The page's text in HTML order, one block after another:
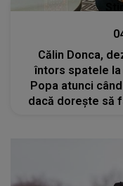
Călin Donca,
întors spatele la
Popa atunci
dacă dorește să